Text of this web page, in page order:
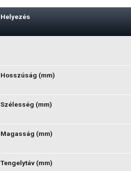
Helyezés
Hosszúság (mm)
Szélesség (mm)
Magasság (mm)
Tengelytáv (mm)